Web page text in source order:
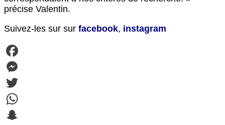
précise Valentin.
Suivez-les sur sur facebook, instagram
Facebook
Messenger
Twitter
WhatsApp